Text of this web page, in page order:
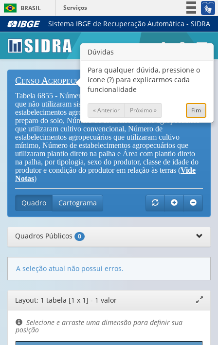
BRASIL
Serviços
Simplifique!
Legislação
Canais
Sistema IBGE de Recuperação Automática - SIDRA
Censo Agropecuário
Tabela 6855 - Número de estabelecimentos agropecuários
que não utilizaram sistema de preparo do solo, Número de
estabelecimentos agropecuários que utilizaram sistema de
preparo do solo, Número de estabelecimentos agropecuários
que utilizaram cultivo convencional, Número de
estabelecimentos agropecuários que utilizaram cultivo
mínimo, Número de estabelecimentos agropecuários que
utilizaram plantio direto na palha e Área com plantio direto
na palha, por tipologia, sexo do produtor, classe de idade do
produtor e condição do produtor em relação às terras (Vide
Notas)
Quadro Cartograma
Quadros Públicos 0
A seleção atual não possui erros.
Editor
de
layout
janela
Layout: 1 tabela [1 x 1] - 1 valor
Selecione e arraste uma dimensão para definir sua
posição
Dúvidas
Para qualquer dúvida, pressione o
ícone (?) para explicarmos cada
funcionalidade
« Anterior Próximo » Fim